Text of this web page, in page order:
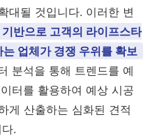
대될 것입니다. 이러한 변
반으로 고객의 라이프스타
업체가 경쟁 우위를 확보
분석을 통해 트렌드를 예
터를 활용하여 예상 시공
게 산출하는 심화된 견적
.